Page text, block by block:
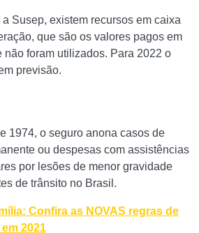
Susep, existem recursos em caixa
que são os valores pagos em
não foram utilizados. Para 2022 o
previsão.
1974, o seguro anona casos de
ou despesas com assistências
por lesões de menor gravidade
de trânsito no Brasil.
Confira as NOVAS regras de
2021